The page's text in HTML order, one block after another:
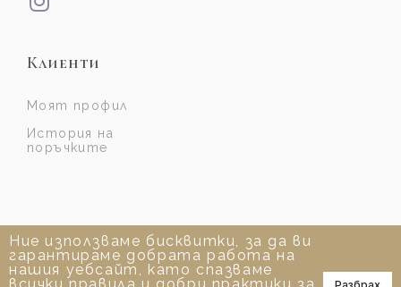
Ние използваме бисквитки, за да ви
гарантираме добрата работа на
нашия уебсайт, като спазваме
Разбрах
Клиенти
Моят профил
История на
поръчките